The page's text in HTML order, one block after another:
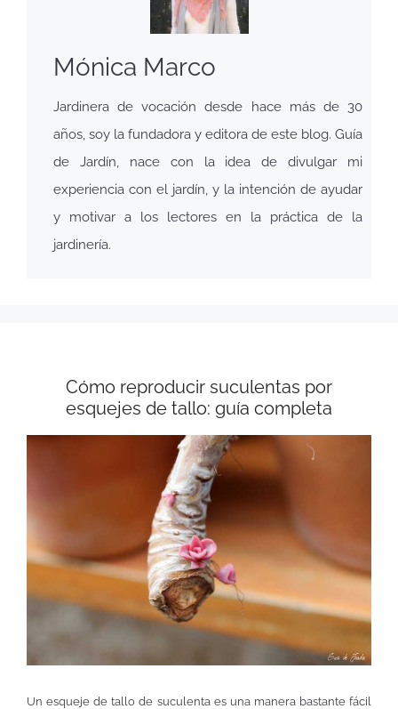
Mónica Marco
Jardinera de vocación desde hace más de 30
años, soy la fundadora y editora de este blog. Guía
de Jardín, nace con la idea de divulgar mi
experiencia con el jardín, y la intención de ayudar
y motivar a los lectores en la práctica de la
jardinería.
Cómo reproducir suculentas por
esquejes de tallo: guía completa
Un esqueje de tallo de suculenta es una manera bastante fácil